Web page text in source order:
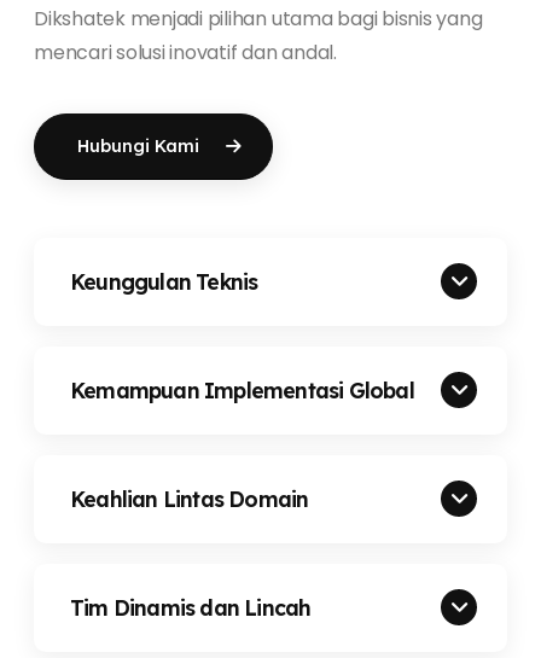
Dikshatek menjadi pilihan utama bagi bisnis yang
mencari solusi inovatif dan andal.
Hubungi Kami
Keunggulan Teknis
Kemampuan Implementasi Global
Keahlian Lintas Domain
Tim Dinamis dan Lincah